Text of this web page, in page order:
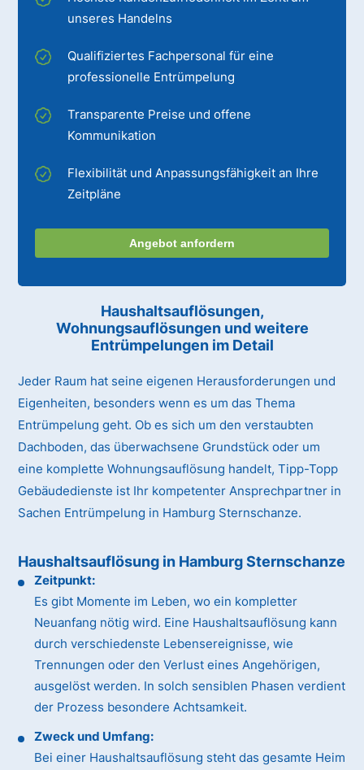
unseres Handelns
Qualifiziertes Fachpersonal für eine
professionelle Entrümpelung
Transparente Preise und offene
Kommunikation
Flexibilität und Anpassungsfähigkeit an Ihre
Zeitpläne
Angebot anfordern
Haushaltsauflösungen,
Wohnungsauflösungen und weitere
Entrümpelungen im Detail
Jeder Raum hat seine eigenen Herausforderungen und
Eigenheiten, besonders wenn es um das Thema
Entrümpelung geht. Ob es sich um den verstaubten
Dachboden, das überwachsene Grundstück oder um
eine komplette Wohnungsauflösung handelt, Tipp-Topp
Gebäudedienste ist Ihr kompetenter Ansprechpartner in
Sachen Entrümpelung in Hamburg Sternschanze.
Haushaltsauflösung in Hamburg Sternschanze
Zeitpunkt:
Es gibt Momente im Leben, wo ein kompletter
Neuanfang nötig wird. Eine Haushaltsauflösung kann
durch verschiedenste Lebensereignisse, wie
Trennungen oder den Verlust eines Angehörigen,
ausgelöst werden. In solch sensiblen Phasen verdient
der Prozess besondere Achtsamkeit.
Zweck und Umfang:
Bei einer Haushaltsauflösung steht das gesamte Heim